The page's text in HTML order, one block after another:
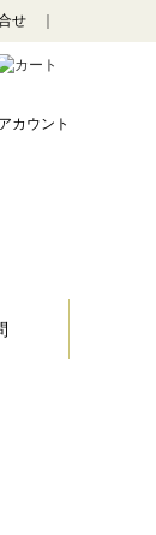
せ
カウント